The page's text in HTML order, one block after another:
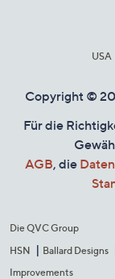
USA
Copyright ©
Für die
AGB, die
Die QVC Group
HSN
Ballard Designs
Improvements